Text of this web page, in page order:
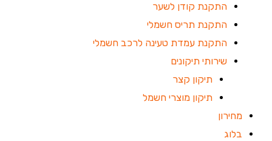
התקנת קודן לשער
התקנת תריס חשמלי
התקנת עמדת טעינה לרכב חשמלי
שירותי תיקונים
תיקון קצר
תיקון מוצרי חשמל
מחירון
בלוג